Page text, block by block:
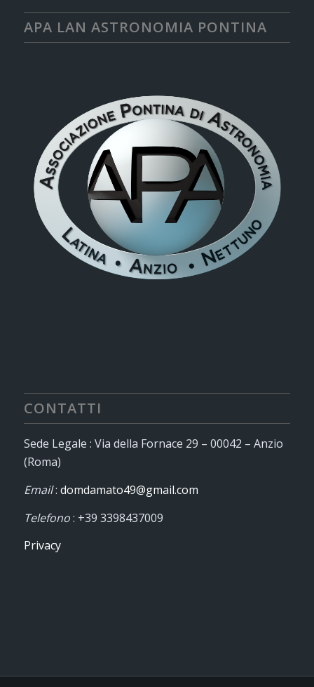
APA LAN ASTRONOMIA PONTINA
CONTATTI
Sede Legale : Via della Fornace 29 – 00042 – Anzio
(Roma)
Email: domdamato49@gmail.com
Telefono: +39 3398437009
Privacy